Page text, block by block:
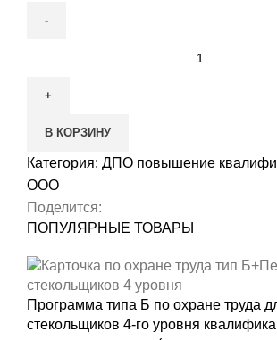
Шаблон
отчислении
и
выдаче
документов
квалификации"
В КОРЗИНУ
Категория: ДПО повышение
ООО
Поделится:
ПОПУЛЯРНЫЕ ТОВАРЫ
Программа типа Б по охране труда
стекольщиков 4-го уровня